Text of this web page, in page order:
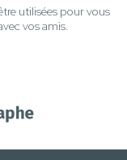
utilisées pour vous
vos amis.